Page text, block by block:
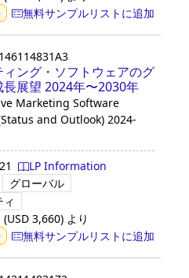
無料サンプルリストに追加
ィング・ソフトウェアのグ
長展望 2024年〜2030年
Marketing Software
and Outlook) 2024-
LP Information
グローバル
(USD 3,660) より
無料サンプルリストに追加